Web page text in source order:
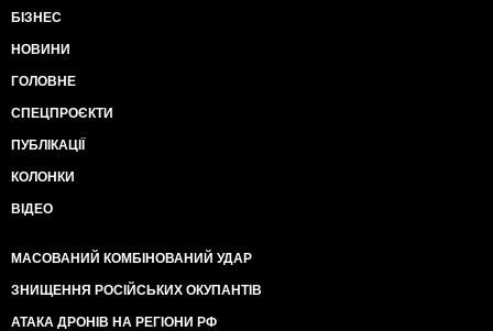
БІЗНЕС
НОВИНИ
ГОЛОВНЕ
СПЕЦПРОЄКТИ
ПУБЛІКАЦІЇ
КОЛОНКИ
ВІДЕО
МАСОВАНИЙ КОМБІНОВАНИЙ УДАР
ЗНИЩЕННЯ РОСІЙСЬКИХ ОКУПАНТІВ
АТАКА ДРОНІВ НА РЕГІОНИ РФ